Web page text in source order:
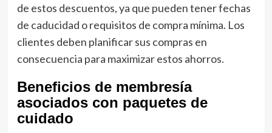
de estos descuentos, ya que pueden tener fechas
de caducidad o requisitos de compra mínima. Los
clientes deben planificar sus compras en
consecuencia para maximizar estos ahorros.
Beneficios de membresía
asociados con paquetes de
cuidado